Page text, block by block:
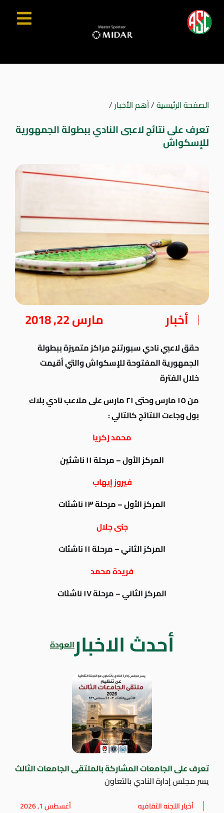
الصفحة الرئيسية/أهم الأخبار/
تعرف على نتائج لاعبى النادي ببطولة الجمهورية
للإسكواش
أخبار مارس 22, 2018
حقق لاعبي نادي سبورتنج مراكز متميزة ببطولة
الجمهورية المفتوحة للإسكواش والتي أقيمت
خلال الفترة
من ١٥ مارس
وحتى ٢١ مارس على ملاعب نادي بلاك
بول وجاءت النتائج كالتالي :
محمد زكريا
المركز الأول – مرحلة ١١ ناشئين
فيروز إيهاب
المركز الأول – مرحلة ١٣ ناشئات
جنى جلال
المركز الثاني – مرحلة ١١ ناشئات
فريدة محمد
المركز الثاني – مرحلة ١٧ ناشئات
أحدث الاخبارالعودة
تعرف على الجامعات المشاركة بالملتقى الجامعات الثالث
يسر مجلس إدارة النادي بالتعاون
أخبار اللجنه الثقافيه أغسطس 1, 2026